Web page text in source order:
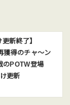
新終了】
獲得のチャ〜ン
のPOTW登場
更新